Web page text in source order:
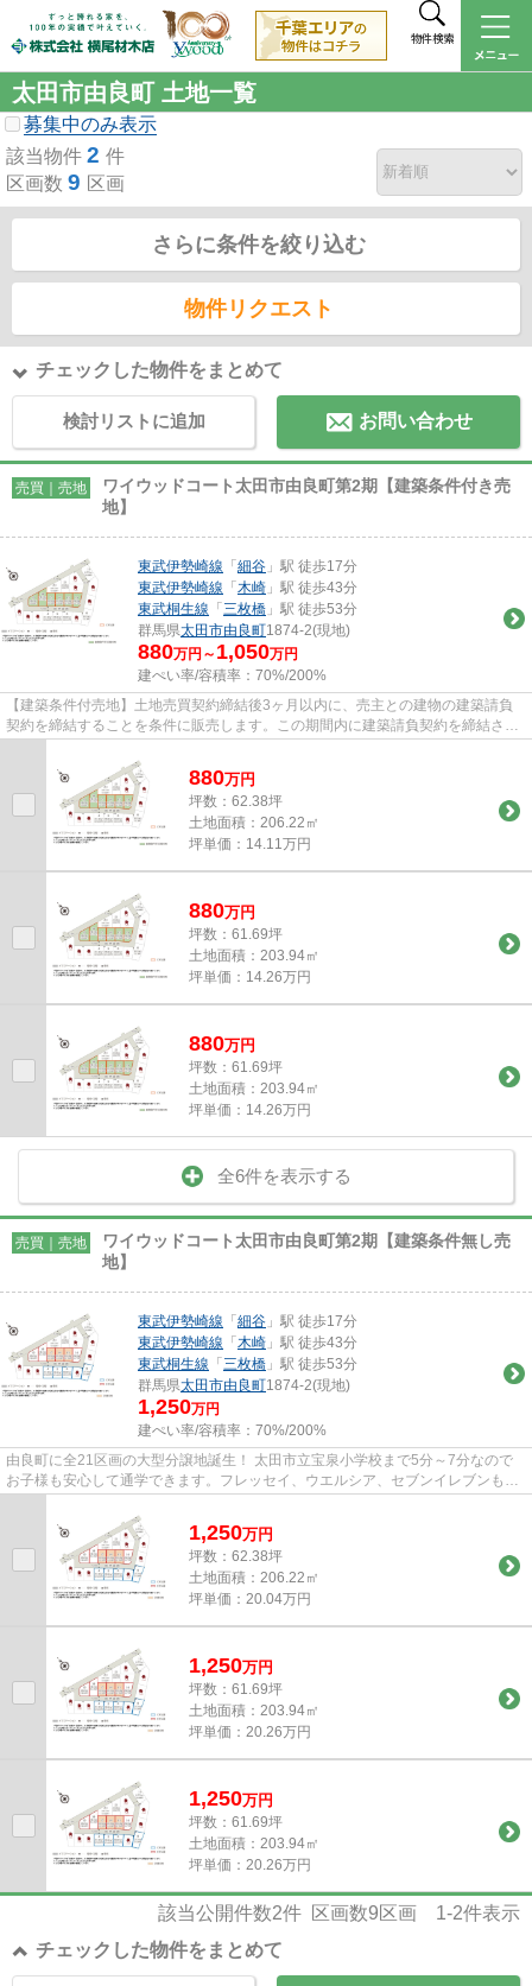
物件検索
太田市由良町 土地一覧
募集中のみ表示
該当物件 2 件
区画数 9 区画
さらに条件を絞り込む
物件リクエスト
チェックした物件をまとめて
検討リストに追加 お問い合わせ
売買｜売地
ワイウッドコート太田市由良町第2期【建築条件付き売
地】
東武伊勢崎線 「細谷 」駅 徒歩17分
東武伊勢崎線 「木崎 」駅 徒歩43分
東武桐生線 「三枚橋 」駅 徒歩53分
群馬県太田市由良町1874-2(現地)
880万円～ 1,050万円
建ぺい率/容積率： 70%/200%
【建築条件付売地】土地売買契約締結後3ヶ月以内に、売主との建物の建築請負
契約を締結することを条件に販売します。この期間内に建築請負契約を締結され
なかった場合は、土地売買契約...
880万円
坪数：62.38坪
土地面積：206.22㎡
坪単価：14.11万円
880万円
坪数：61.69坪
土地面積：203.94㎡
坪単価：14.26万円
880万円
坪数：61.69坪
土地面積：203.94㎡
坪単価：14.26万円
全6件を表示する
売買｜売地
ワイウッドコート太田市由良町第2期【建築条件無し売
地】
東武伊勢崎線 「細谷 」駅 徒歩17分
東武伊勢崎線 「木崎 」駅 徒歩43分
東武桐生線 「三枚橋 」駅 徒歩53分
群馬県太田市由良町1874-2(現地)
1,250万円
建ぺい率/容積率： 70%/200%
由良町に全21区画の大型分譲地誕生！ 太田市立宝泉小学校まで5分～7分なので
お子様も安心して通学できます。フレッセイ、ウエルシア、セブンイレブンも徒
歩10分圏内にあり、お買い物も...
1,250万円
坪数：62.38坪
土地面積：206.22㎡
坪単価：20.04万円
1,250万円
坪数：61.69坪
土地面積：203.94㎡
坪単価：20.26万円
1,250万円
坪数：61.69坪
土地面積：203.94㎡
坪単価：20.26万円
該当公開件数2件 区画数9区画 1-2件表示
チェックした物件をまとめて